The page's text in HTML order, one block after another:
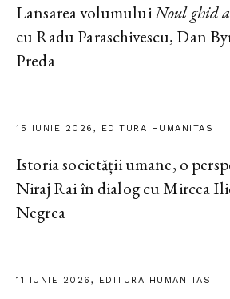
Lansarea volumuluiNoul ghid
cu Radu Paraschivescu, Dan
Preda
15 IUNIE 2026, EDITURA HUMANITAS
Istoria societății umane, o
Niraj Rai în dialog cu Mircea
Negrea
11 IUNIE 2026, EDITURA HUMANITAS